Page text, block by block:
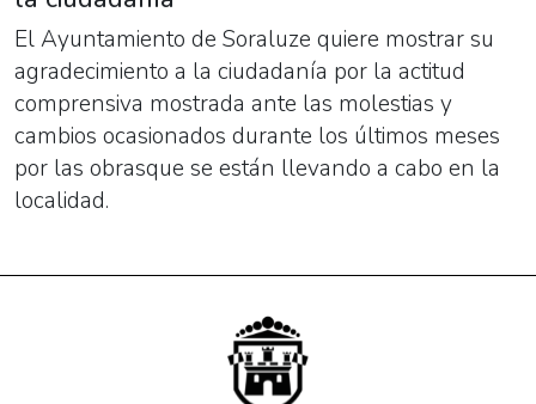
El Ayuntamiento de Soraluze quiere mostrar su
agradecimiento a la ciudadanía por la actitud
comprensiva mostrada ante las molestias y
cambios ocasionados durante los últimos meses
por las obrasque se están llevando a cabo en la
localidad.